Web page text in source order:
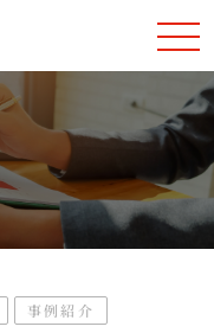
事例紹介